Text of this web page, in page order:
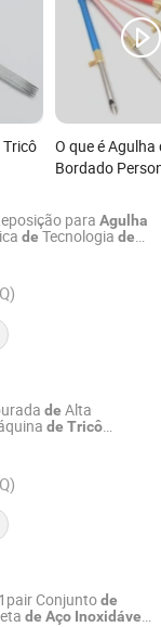
Tricô
Tricô
O que é Agulha
Bordado
Shomea para
para Agulha
de Tecnologia de
de Alta
de Tricô
Conjuntode
de Aço Inoxidável